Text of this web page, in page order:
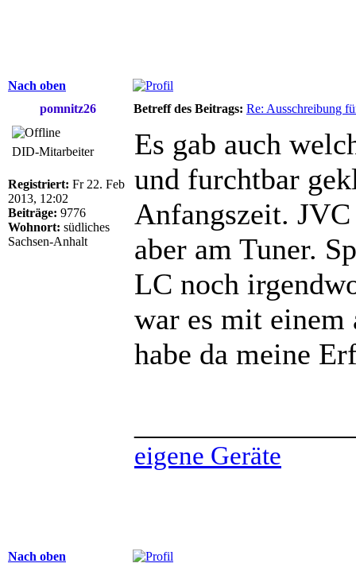
Nach oben
pomnitz26
Betreff des Beitrags: Re: Ausschreibung
DID-Mitarbeiter
Registriert: Fr 22. Feb
2013, 12:02
Beiträge: 9776
Wohnort: südliches
Sachsen-Anhalt
Es gab auch
und furchtbar
Anfangszeit.
aber am Tuner.
LC noch
war es mit einem
habe da meine
eigene Geräte
Nach oben